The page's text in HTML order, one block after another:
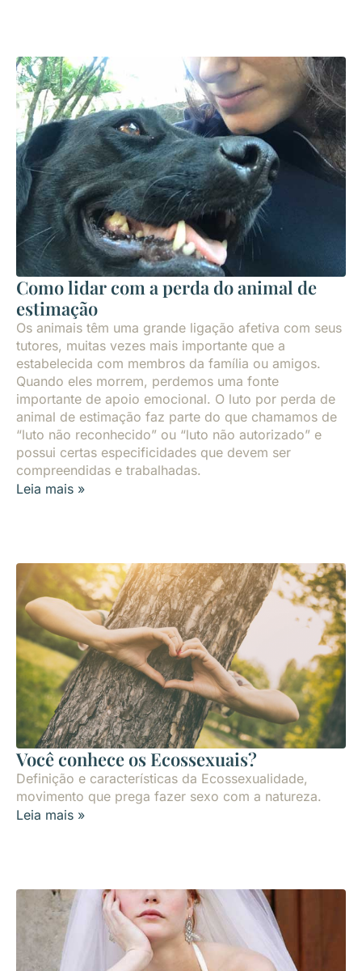
Como lidar com a perda do animal de
estimação
Os animais têm uma grande ligação afetiva com seus
tutores, muitas vezes mais importante que a
estabelecida com membros da família ou amigos.
Quando eles morrem, perdemos uma fonte
importante de apoio emocional. O luto por perda de
animal de estimação faz parte do que chamamos de
“luto não reconhecido” ou “luto não autorizado” e
possui certas especificidades que devem ser
compreendidas e trabalhadas.
Leia mais »
Você conhece os Ecossexuais?
Definição e características da Ecossexualidade,
movimento que prega fazer sexo com a natureza.
Leia mais »